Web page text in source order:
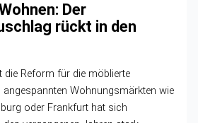
Der
rückt in den
die Reform für die möblierte
angespannten Wohnungsmärkten wie
oder Frankfurt hat sich